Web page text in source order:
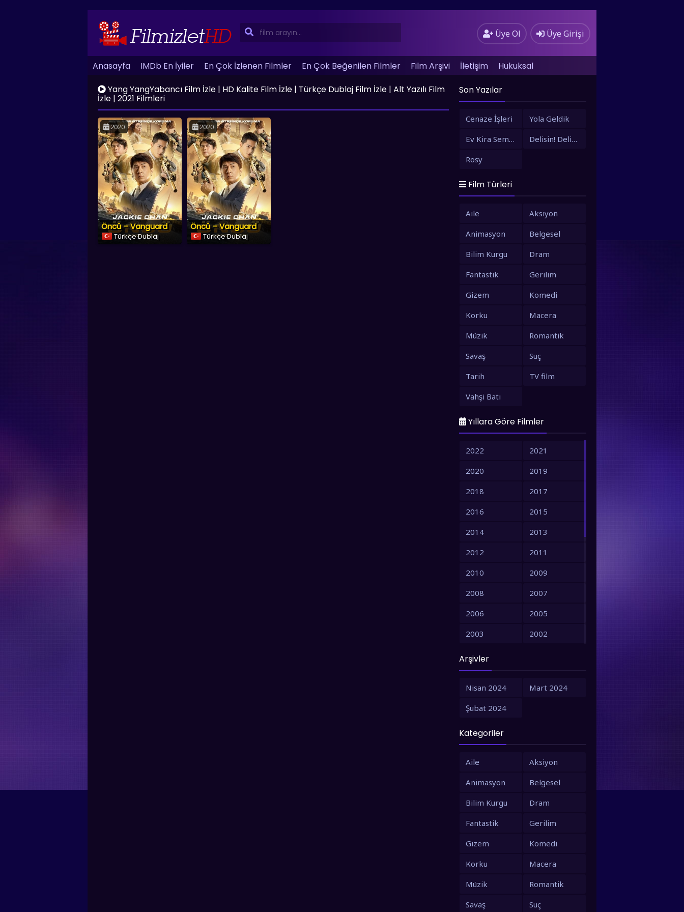
Üye Ol Üye Girişi
Anasayfa IMDb En İyiler En Çok İzlenen Filmler En Çok Beğenilen Filmler Film Arşivi İletişim
Hukuksal
Yang YangYabancı Film İzle | HD Kalite Film İzle | Türkçe Dublaj Film İzle | Alt Yazılı Film
İzle | 2021 Filmleri
2020
Öncü – Vanguard
Türkçe Dublaj
2020
Öncü – Vanguard
Türkçe Dublaj
Son Yazılar
Cenaze İşleri
Yola Geldik
Ev Kira Semt Bizim
Delisin! Delisin!
Rosy
Film Türleri
Aile
Aksiyon
Animasyon
Belgesel
Bilim Kurgu
Dram
Fantastik
Gerilim
Gizem
Komedi
Korku
Macera
Müzik
Romantik
Savaş
Suç
Tarih
TV film
Vahşi Batı
Yıllara Göre Filmler
2022
2021
2020
2019
2018
2017
2016
2015
2014
2013
2012
2011
2010
2009
2008
2007
2006
2005
2003
2002
2001
1993
1991
Arşivler
Nisan 2024
Mart 2024
Şubat 2024
Kategoriler
Aile
Aksiyon
Animasyon
Belgesel
Bilim Kurgu
Dram
Fantastik
Gerilim
Gizem
Komedi
Korku
Macera
Müzik
Romantik
Savaş
Suç